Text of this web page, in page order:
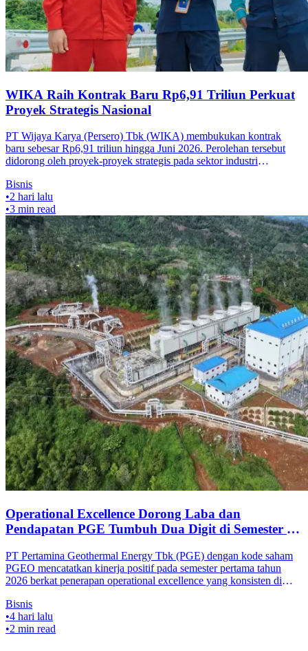
WIKA Raih Kontrak Baru Rp6,91 Triliun Perkuat
Proyek Strategis Nasional
PT Wijaya Karya (Persero) Tbk (WIKA) membukukan kontrak
baru sebesar Rp6,91 triliun hingga Juni 2026. Perolehan tersebut
didorong oleh proyek-proyek strategis pada sektor industri
Bisnis
•2 hari lalu
•3 min read
Operational Excellence Dorong Laba dan
Pendapatan PGE Tumbuh Dua Digit di Semester I-
PT Pertamina Geothermal Energy Tbk (PGE) dengan kode saham
PGEO mencatatkan kinerja positif pada semester pertama tahun
2026 berkat penerapan operational excellence yang konsisten di
Bisnis
•4 hari lalu
•2 min read